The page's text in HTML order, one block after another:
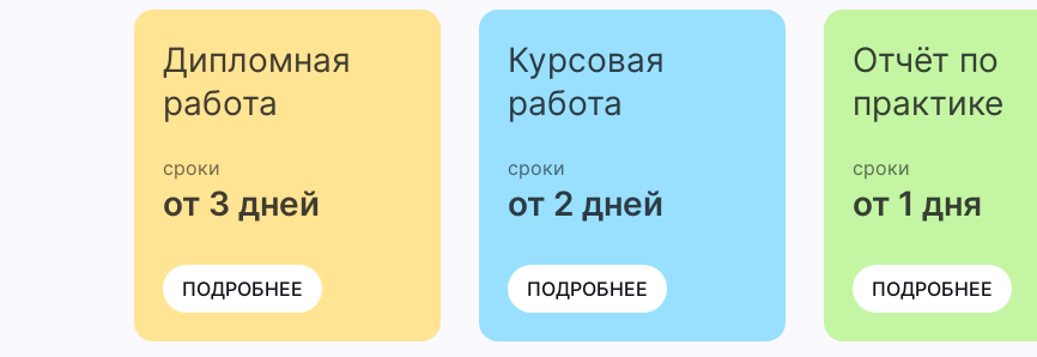
Дипломная
работа
сроки
от 3 дней
ПОДРОБНЕЕ
Курсовая
работа
сроки
от 2 дней
ПОДРОБНЕЕ
Отчёт по
практике
сроки
от 1 дня
ПОДРОБНЕЕ